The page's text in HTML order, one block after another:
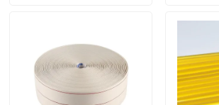
горячий расплавьте клейкую ленту
Клейкая лента ковра